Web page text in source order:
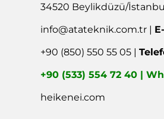
34520 Beylikdüzü/
info@atateknik.com.tr |
+90 (850) 550 55 05 |
+90 (533) 554 72 40 |
heikenei.com